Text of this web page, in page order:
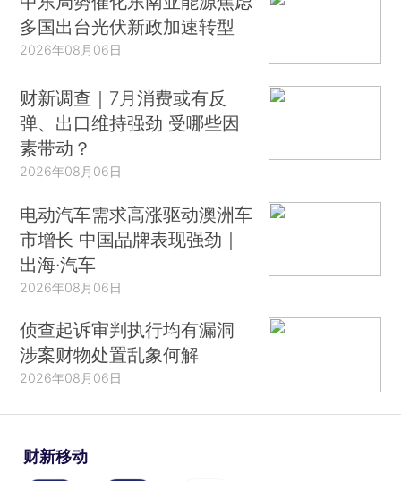
多国出台光伏新政加速转型
2026年08月06日
财新调查｜7月消费或有反
弹、出口维持强劲 受哪些因
素带动？
2026年08月06日
电动汽车需求高涨驱动澳洲车
市增长 中国品牌表现强劲｜
出海·汽车
2026年08月06日
侦查起诉审判执行均有漏洞
涉案财物处置乱象何解
2026年08月06日
财新移动